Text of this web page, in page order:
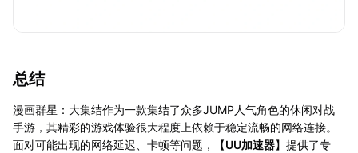
总结
漫画群星：大集结作为一款集结了众多JUMP人气角色的休闲对战
手游，其精彩的游戏体验很大程度上依赖于稳定流畅的网络连接。
面对可能出现的网络延迟、卡顿等问题，【UU加速器】提供了专